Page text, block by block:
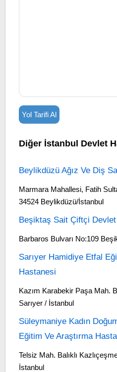
Yol Tarifi Al
Diğer İstanbul Devlet
Beylikdüzü Ağız Ve Diş
Marmara Mahallesi, Fatih
34524 Beylikdüzü/İstanbul
Beşiktaş Sait Çiftçi
Barbaros Bulvarı No:109
Sarıyer Hamidiye Etfal
Hastanesi
Kazım Karabekir Paşa Mah.
Sarıyer / İstanbul
Süleymaniye Kadın
Eğitim Ve Araştırma
Telsiz Mah. Balıklı
İstanbul